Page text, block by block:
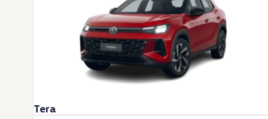
Tera